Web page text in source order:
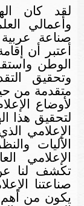
لقد كان
وأعمالي
صناعة عربية
أعتبر أن
الوطن
وتحقيق
متقدمة من
لأوضاع
لتحقيق هذا
الإعلامي
الآليات
الإعلامي
تكشف لنا
صناعتنا
يكون من